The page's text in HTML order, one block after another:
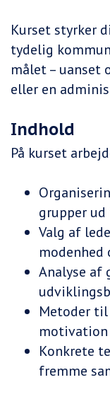
Kurset styrker
tydelig
målet – uanset
eller en
Indhold
På kurset
grupper
Valg af
Analyse af
Metoder
Konkrete
fremme